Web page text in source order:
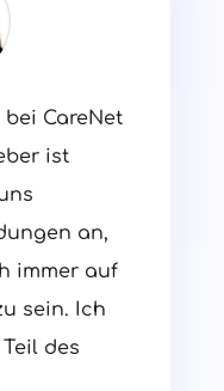
CareNet
ist
an,
immer auf
sein. Ich
des